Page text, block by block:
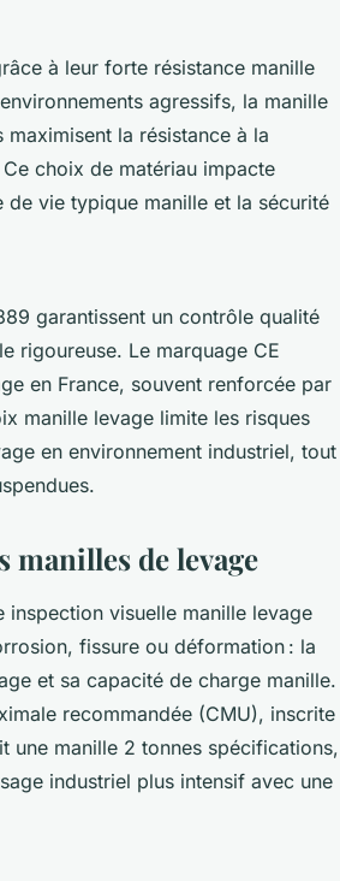
à leur forte résistance manille
agressifs, la manille
la résistance à la
choix de matériau impacte
vie typique manille et la sécurité
garantissent un contrôle qualité
rigoureuse. Le marquage CE
en France, souvent renforcée par
manille levage limite les risques
en environnement industriel, tout
de levage
inspection visuelle manille levage
fissure ou déformation : la
et sa capacité de charge manille.
recommandée (CMU), inscrite
une manille 2 tonnes spécifications,
industriel plus intensif avec une